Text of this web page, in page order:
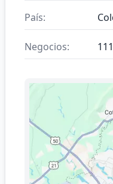
País:
Negocios: